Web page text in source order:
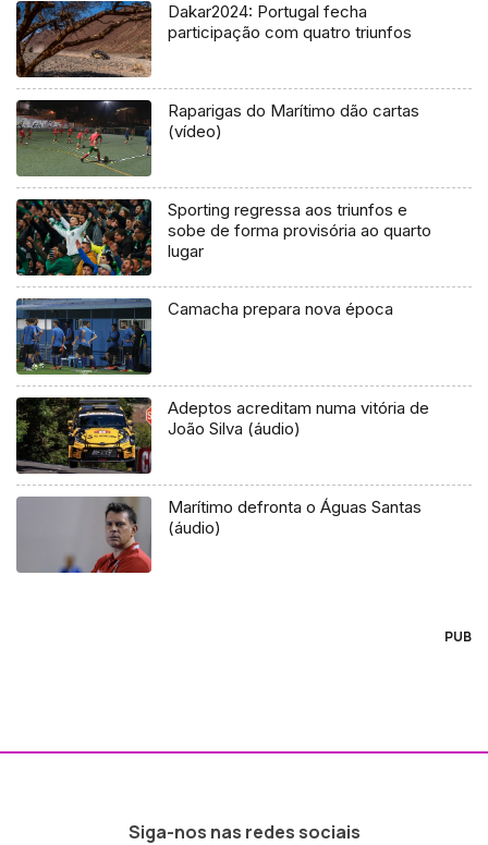
Dakar2024: Portugal fecha
participação com quatro triunfos
Raparigas do Marítimo dão cartas
(vídeo)
Sporting regressa aos triunfos e
sobe de forma provisória ao quarto
lugar
Camacha prepara nova época
Adeptos acreditam numa vitória de
João Silva (áudio)
Marítimo defronta o Águas Santas
(áudio)
PUB
Siga-nos nas redes sociais